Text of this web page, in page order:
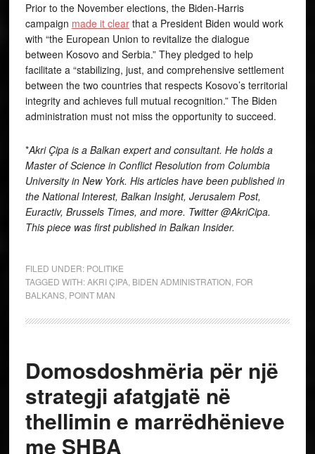
Prior to the November elections, the Biden-Harris
campaign made it clearthat a President Biden would work
with “the European Union to revitalize the dialogue
between Kosovo and Serbia.” They pledged to help
facilitate a “stabilizing, just, and comprehensive settlement
between the two countries that respects Kosovo’s territorial
integrity and achieves full mutual recognition.” The Biden
administration must not miss the opportunity to succeed.
*Akri Çipa is a Balkan expert and consultant. He holds a
Master of Science in Conflict Resolution from Columbia
University in New York. His articles have been published in
the National Interest, Balkan Insight, Jerusalem Post,
Euractiv, Brussels Times, and more. Twitter @AkriCipa.
This piece was first published in Balkan Insider.
FILED UNDER: POLITIKE
TAGGED WITH:AKRI ÇIPA, BIDEN ADMINISTRATION, FOR
BALKANS, POINT MAN
Domosdoshmëria për një
strategji afatgjatë në
thellimin e marrëdhënieve
me SHBA